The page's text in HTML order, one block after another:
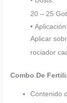
20 – 25
• Aplicación:
Aplicar
rociador
Combo De
Contenido